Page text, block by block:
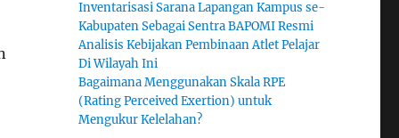
Inventarisasi Sarana Lapangan Kampus se-
Kabupaten Sebagai Sentra BAPOMI Resmi
Analisis Kebijakan Pembinaan Atlet Pelajar
Di Wilayah Ini
Bagaimana Menggunakan Skala RPE
(Rating Perceived Exertion) untuk
Mengukur Kelelahan?